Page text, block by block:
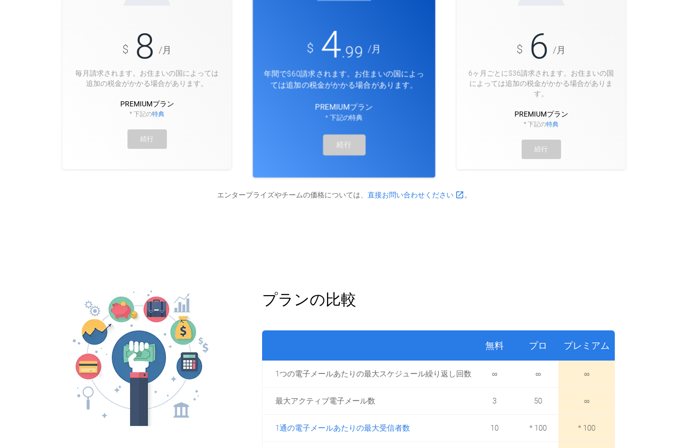
$ 8 /月
毎月請求されます。お住まいの国によっては
追加の税金がかかる場合があります。
PREMIUMプラン
* 下記の特典
続行
$ 4.99 /月
年間で$60請求されます。お住まいの国によっ
ては追加の税金がかかる場合があります。
PREMIUMプラン
* 下記の特典
続行
$ 6 /月
6ヶ月ごとに$36請求されます。お住まいの国
によっては追加の税金がかかる場合がありま
す。
PREMIUMプラン
* 下記の特典
続行
エンタープライズやチームの価格については、 直接お問い合わせください open_in_new 。
プランの比較
無料 プロ プレミアム
1つの電子メールあたりの最大スケジュール繰り返し回数 ∞ ∞ ∞
最大アクティブ電子メール数 3 50 ∞
1通の電子メールあたりの最大受信者数 10 * 100 * 100